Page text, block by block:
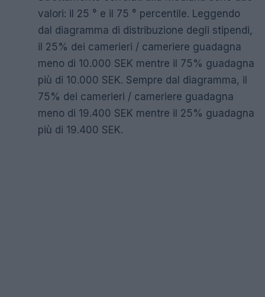
valori: il 25 ° e il 75 ° percentile. Leggendo
dal diagramma di distribuzione degli stipendi,
il 25% dei camerieri / cameriere guadagna
meno di 10.000 SEK mentre il 75% guadagna
più di 10.000 SEK. Sempre dal diagramma, il
75% dei camerieri / cameriere guadagna
meno di 19.400 SEK mentre il 25% guadagna
più di 19.400 SEK.